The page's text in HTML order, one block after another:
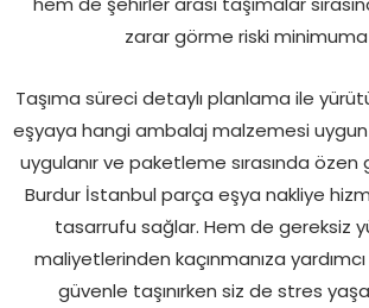
zarar görme riski minimuma
Taşıma süreci detaylı planlama ile
eşyaya hangi ambalaj malzemesi
uygulanır ve paketleme sırasında
Burdur İstanbul parça eşya nakliye
tasarrufu sağlar. Hem de gereksiz
maliyetlerinden kaçınmanıza yardımcı
güvenle taşınırken siz de stres